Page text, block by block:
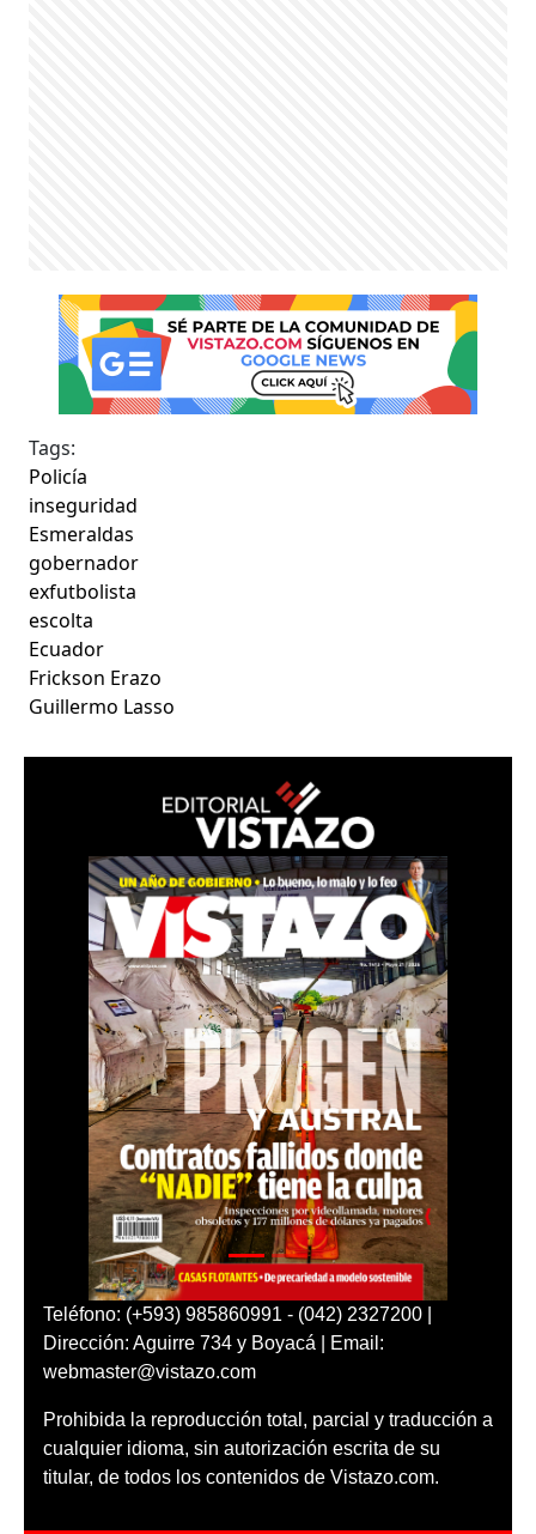
Tags:
Policía
inseguridad
Esmeraldas
gobernador
exfutbolista
escolta
Ecuador
Frickson Erazo
Guillermo Lasso
Teléfono: (+593) 985860991 - (042) 2327200 |
Dirección: Aguirre 734 y Boyacá | Email:
webmaster@vistazo.com
Prohibida la reproducción total, parcial y traducción a
cualquier idioma, sin autorización escrita de su
titular, de todos los contenidos de Vistazo.com.